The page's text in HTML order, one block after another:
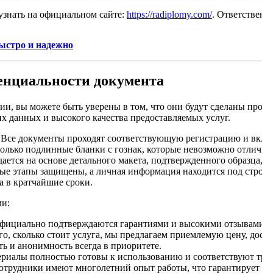
на официальном сайте: https://radiplomy.com/.
и надежно
документа
вы можете быть уверены в том, что они будут сделаны
и высокого качества предоставляемых услуг.
Все документы проходят соответствующую регистрацию и
подлинные бланки с гознак, которые невозможно
на основе детального макета, подтвержденного
этапы защищены, а личная информация находится под
в кратчайшие сроки.
подтверждаются гарантиями и высокими
сколько стоит услуга, мы предлагаем приемлемую цену,
и анонимность всегда в приоритете.
полностью готовы к использованию и соответствуют
имеют многолетний опыт работы, что гарантирует